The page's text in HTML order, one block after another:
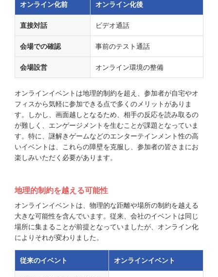
オンライン化前 オンライン化後
直接対話 ビデオ通話
会場での確認 事前のテスト通話
会場設営 オンライン環境の整備
オンラインイベントは地理的制約を超え、参加者が自宅やオ
フィスから気軽に参加できる点で多くのメリットがありま
す。しかし、画面越しとなるため、相手の反応を読み取るの
が難しく、エンゲージメントを生むことが課題となっていま
す。特に、謎解きゲームなどのエンターテインメント性の高
いイベントは、これらの障壁を克服し、参加者の皆さまにお
楽しみいただく必要があります。
地理的制約を越える可能性
オンラインイベントは、物理的な距離や場所の制約を越える
大きな可能性を含んでいます。従来、会社のイベントは同じ
場所に集まることが前提となっていましたが、オンライン化
によりそれが変わりました。
従来のイベント オンラインイベント